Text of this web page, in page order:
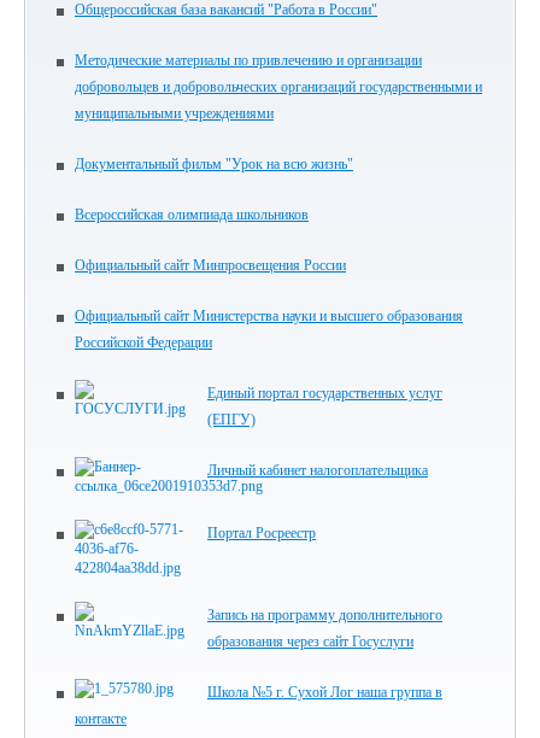
Общероссийская база вакансий "Работа в России"
Методические материалы по привлечению и организации
добровольцев и добровольческих организаций государственными и
муниципальными учреждениями
Документальный фильм "Урок на всю жизнь"
Всероссийская олимпиада школьников
Официальный сайт Минпросвещения России
Официальный сайт Министерства науки и высшего образования
Российской Федерации
Единый портал государственных услуг
(ЕПГУ)
Личный кабинет налогоплательщика
Портал Росреестр
Запись на программу дополнительного
образования через сайт Госуслуги
Школа №5 г. Сухой Лог наша группа в
контакте